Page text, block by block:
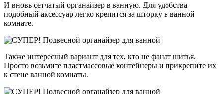
И вновь сетчатый органайзер в ванную. Для удобства
подобный аксессуар легко крепится за шторку в ванной
комнате.
Также интересный вариант для тех, кто не фанат шитья.
Просто возьмите пластмассовые контейнеры и прикрепите их
к стене ванной комнаты.